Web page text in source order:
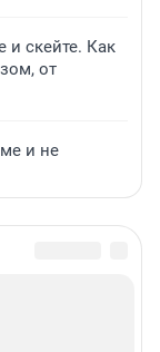
и скейте. Как
от
и не